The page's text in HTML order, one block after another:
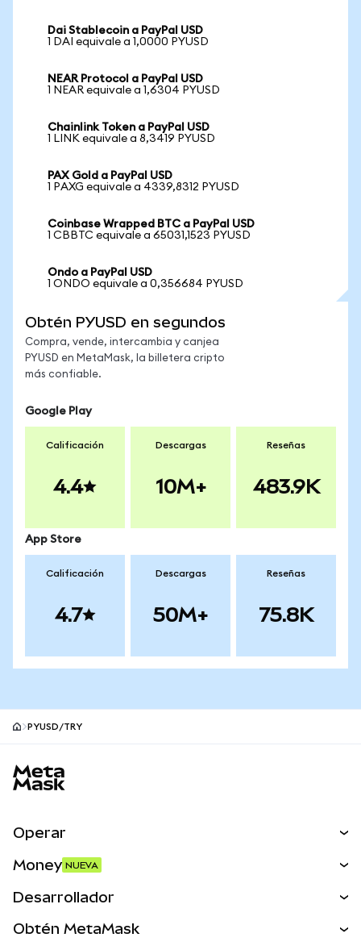
Dai Stablecoin a PayPal USD
1 DAI equivale a 1,0000 PYUSD
NEAR Protocol a PayPal USD
1 NEAR equivale a 1,6304 PYUSD
Chainlink Token a PayPal USD
1 LINK equivale a 8,3419 PYUSD
PAX Gold a PayPal USD
1 PAXG equivale a 4339,8312 PYUSD
Coinbase Wrapped BTC a PayPal USD
1 CBBTC equivale a 65031,1523 PYUSD
Ondo a PayPal USD
1 ONDO equivale a 0,356684 PYUSD
Obtén PYUSD en segundos
Compra, vende, intercambia y canjea
PYUSD en MetaMask, la billetera cripto
más confiable.
Google Play
Calificación
4.4
Descargas
10M+
Reseñas
483.9K
App Store
Calificación
4.7
Descargas
50M+
Reseñas
75.8K
PYUSD/TRY
Operar
Activos del mundo real
Money NUEVA
Desarrollador
Obtén MetaMask